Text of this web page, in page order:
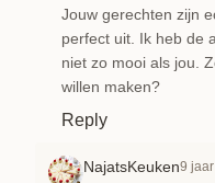
Jouw gerechten zijn
perfect uit. Ik heb de
niet zo mooi als jou.
willen maken?
Reply
NajatsKeuken9